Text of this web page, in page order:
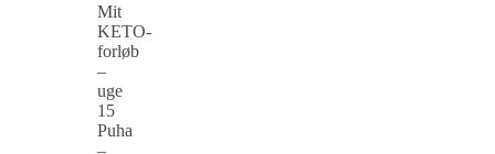
Mit
KETO-
forløb
–
uge
15
Puha
–